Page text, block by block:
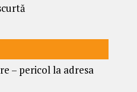
– pericol la adresa